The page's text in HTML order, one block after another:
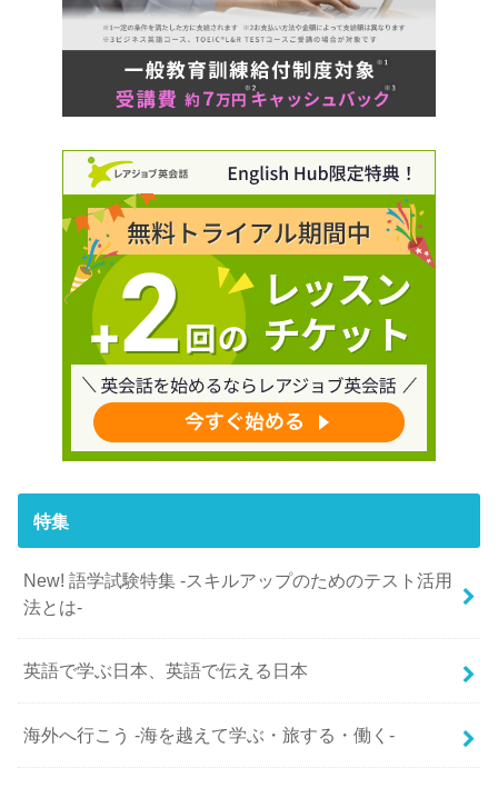
特集
New! 語学試験特集 -スキルアップのためのテスト活用
法とは-
英語で学ぶ日本、英語で伝える日本
海外へ行こう -海を越えて学ぶ・旅する・働く-